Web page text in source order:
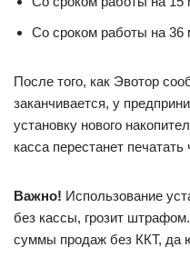
Со сроком работы на 36
После того, как Эвотор
заканчивается, у
установку нового
касса перестанет печатать
Важно! Использование
без кассы, грозит
суммы продаж без ККТ, да